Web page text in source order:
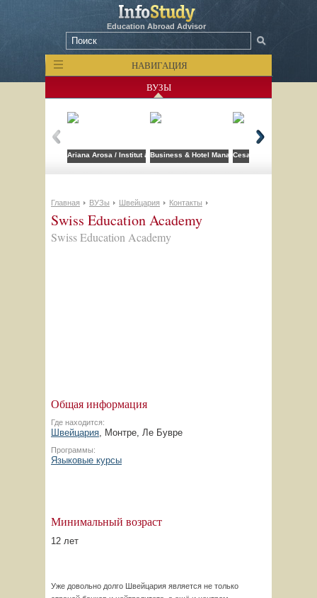
Education Abroad Advisor
НАВИГАЦИЯ
ВУЗЫ
Ariana Arosa / Institut auf dem RosenbergBusiness & Hotel Management School (BHMS)
Cesar Ritz Colleges
Главная ВУЗы Швейцария Контакты
Swiss Education Academy
Swiss Education Academy
Общая информация
Где находится:
Швейцария, Монтре, Ле Бувре
Программы:
Языковые курсы
Минимальный возраст
12 лет
Уже довольно долго Швейцария является не только